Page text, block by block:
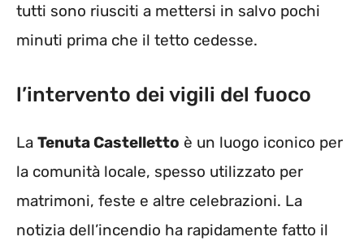
tutti sono riusciti a mettersi in salvo pochi
minuti prima che il tetto cedesse.
l’intervento dei vigili del fuoco
La Tenuta Castelletto è un luogo iconico per
la comunità locale, spesso utilizzato per
matrimoni, feste e altre celebrazioni. La
notizia dell’incendio ha rapidamente fatto il